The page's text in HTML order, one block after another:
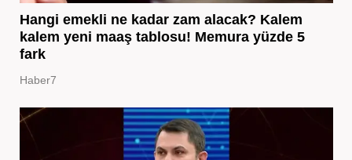
Hangi emekli ne kadar zam alacak? Kalem
kalem yeni maaş tablosu! Memura yüzde 5
fark
Haber7